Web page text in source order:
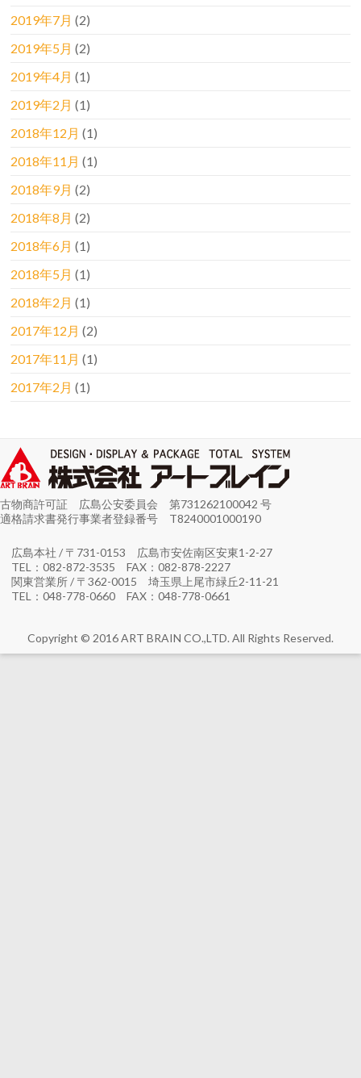
2019年7月 (2)
2019年5月 (2)
2019年4月 (1)
2019年2月 (1)
2018年12月 (1)
2018年11月 (1)
2018年9月 (2)
2018年8月 (2)
2018年6月 (1)
2018年5月 (1)
2018年2月 (1)
2017年12月 (2)
2017年11月 (1)
2017年2月 (1)
古物商許可証 広島公安委員会 第731262100042 号
適格請求書発行事業者登録番号 T8240001000190
広島本社 / 〒731-0153 広島市安佐南区安東1-2-27
TEL：082-872-3535 FAX：082-878-2227
関東営業所 / 〒362-0015 埼玉県上尾市緑丘2-11-21
TEL：048-778-0660 FAX：048-778-0661
Copyright © 2016 ART BRAIN CO.,LTD. All Rights Reserved.